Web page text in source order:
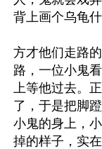
背上画个乌龟
方才他们走路
路，一位小鬼
上等他过去。
了，于是把脚
小鬼的身上，
掉的样子，实